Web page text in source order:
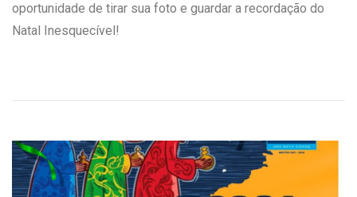
oportunidade de tirar sua foto e guardar a recordação do
Natal Inesquecível!